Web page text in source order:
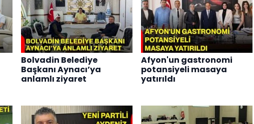
Bolvadin Belediye
Başkanı Aynacı’ya
anlamlı ziyaret
Afyon'un gastronomi
potansiyeli masaya
yatırıldı